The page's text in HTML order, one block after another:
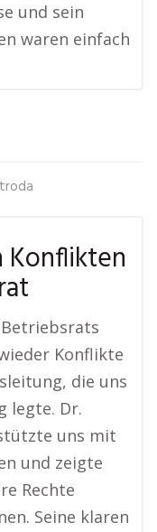
und sein
waren einfach
Konflikten
Konflikte
die uns
legte. Dr.
uns mit
und zeigte
Rechte
Seine klaren